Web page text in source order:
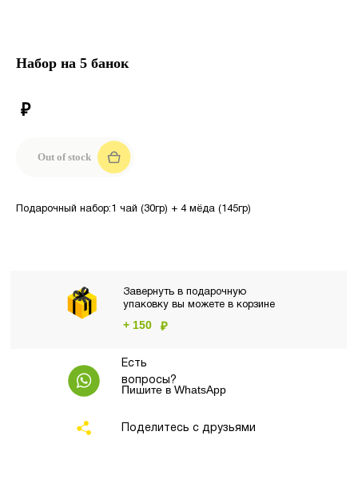
Набор на 5 банок
₽
Out of stock
Подарочный набор:1 чай (30гр) + 4 мёда (145гр)
Есть
вопросы?
Пишите в WhatsApp
Поделитесь с друзьями
Завернуть в подарочную
упаковку вы можете в корзине
₽
+ 150